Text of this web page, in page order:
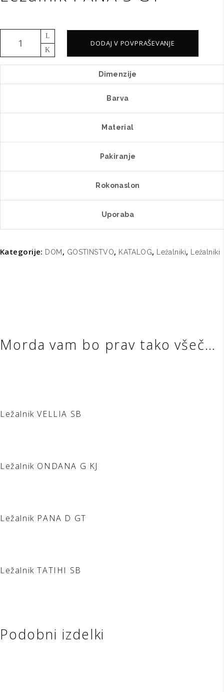
DODAJ V POVPRAŠEVANJE
Dimenzije
Barva
Material
Pakiranje
Rokonaslon
Uporaba
Kategorije: DOM , GOSTINSTVO, KATALOG, Ležalniki, Ležalniki
Morda vam bo prav tako všeč…
Ležalnik VELLIA SB
Ležalnik ONDANA G KJ
Ležalnik PANA D GT
Ležalnik TATIHI SB
Podobni izdelki